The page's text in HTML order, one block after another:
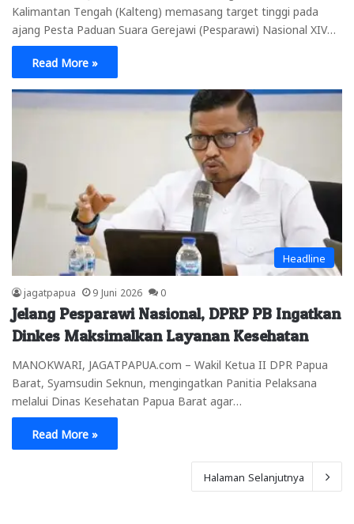
Kalimantan Tengah (Kalteng) memasang target tinggi pada
ajang Pesta Paduan Suara Gerejawi (Pesparawi) Nasional XIV…
Read More »
Headline
jagatpapua 9 Juni 2026 0
Jelang Pesparawi Nasional, DPRP PB Ingatkan
Dinkes Maksimalkan Layanan Kesehatan
MANOKWARI, JAGATPAPUA.com – Wakil Ketua II DPR Papua
Barat, Syamsudin Seknun, mengingatkan Panitia Pelaksana
melalui Dinas Kesehatan Papua Barat agar…
Read More »
Halaman Selanjutnya